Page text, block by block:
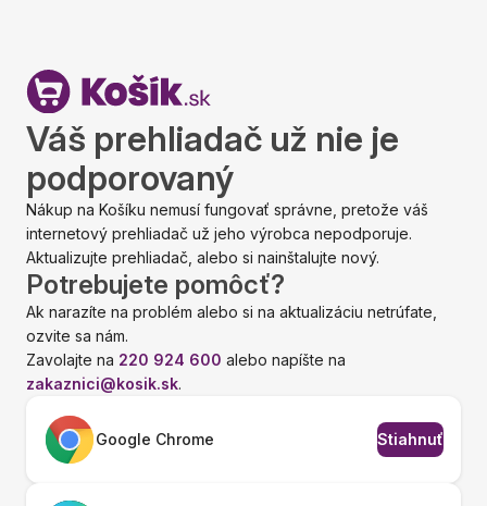
Váš prehliadač už nie je
podporovaný
Nákup na Košíku nemusí fungovať správne, pretože váš
internetový prehliadač už jeho výrobca nepodporuje.
Aktualizujte prehliadač, alebo si nainštalujte nový.
Potrebujete pomôcť?
Ak narazíte na problém alebo si na aktualizáciu netrúfate,
ozvite sa nám.
Zavolajte na 220 924 600 alebo napíšte na
zakaznici@kosik.sk.
Google Chrome Stiahnuť